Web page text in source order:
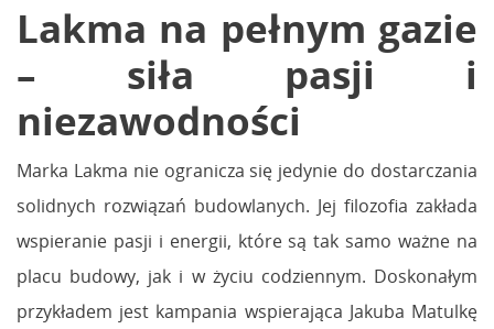
Lakma na pełnym gazie
– siła pasji i
niezawodności
Marka Lakma nie ogranicza się jedynie do dostarczania
solidnych rozwiązań budowlanych. Jej filozofia zakłada
wspieranie pasji i energii, które są tak samo ważne na
placu budowy, jak i w życiu codziennym. Doskonałym
przykładem jest kampania wspierająca Jakuba Matulkę